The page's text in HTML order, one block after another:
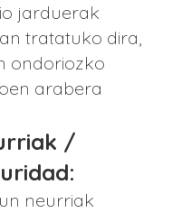
jarduerak
tratatuko dira,
ondoriozko
arabera
/
neurriak